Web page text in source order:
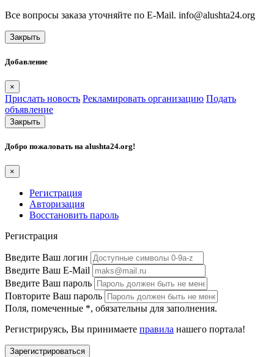
Все вопросы заказа уточняйте по E-Mail. info@alushta24.org
Закрыть
Добавление
×
Прислать новость Рекламировать организацию Подать
объявление
Закрыть
Добро пожаловать на alushta24.org!
×
Регистрация
Авторизация
Восстановить пароль
Регистрация
Введите Ваш логин
Введите Ваш E-Mail
Введите Ваш пароль
Повторите Ваш пароль
Поля, помеченные *, обязательны для заполнения.
Регистрируясь, Вы принимаете правила нашего портала!